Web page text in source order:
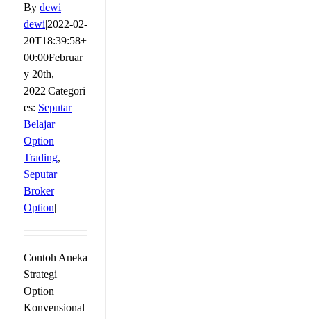
By dewi
dewi|2022-02-
20T18:39:58+
00:00Februar
y 20th,
2022|Categori
es: Seputar
Belajar
Option
Trading,
Seputar
Broker
Option|
Contoh Aneka
Strategi
Option
Konvensional